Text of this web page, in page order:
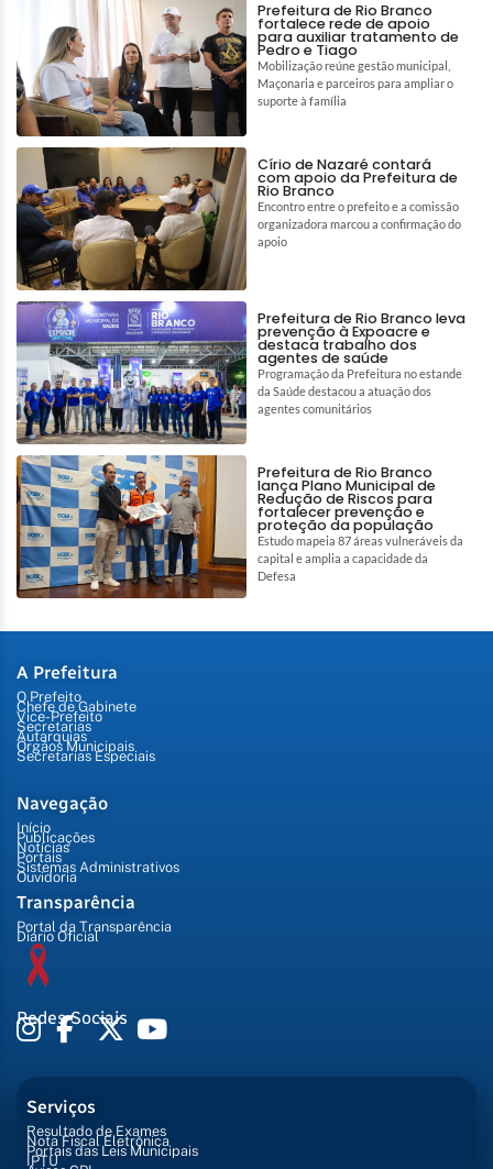
Prefeitura de Rio Branco
fortalece rede de apoio
para auxiliar tratamento de
Pedro e Tiago
Mobilização reúne gestão municipal,
Maçonaria e parceiros para ampliar o
suporte à família
Círio de Nazaré contará
com apoio da Prefeitura de
Rio Branco
Encontro entre o prefeito e a comissão
organizadora marcou a confirmação do
apoio
Prefeitura de Rio Branco leva
prevenção à Expoacre e
destaca trabalho dos
agentes de saúde
Programação da Prefeitura no estande
da Saúde destacou a atuação dos
agentes comunitários
Prefeitura de Rio Branco
lança Plano Municipal de
Redução de Riscos para
fortalecer prevenção e
proteção da população
Estudo mapeia 87 áreas vulneráveis da
capital e amplia a capacidade da
Defesa
A Prefeitura
O Prefeito
Chefe de Gabinete
Vice-Prefeito
Secretarias
Autarquias
Órgãos Municipais
Secretarias Especiais
Navegação
Início
Publicações
Notícias
Portais
Sistemas Administrativos
Ouvidoria
Transparência
Portal da Transparência
Diário Oficial
Redes Sociais
Serviços
Resultado de Exames
Nota Fiscal Eletrônica
Portais das Leis Municipais
IPTU